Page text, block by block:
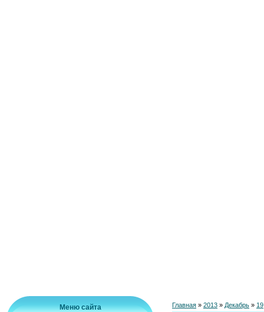
Меню сайта Главная » 2013 » Декабрь » 19